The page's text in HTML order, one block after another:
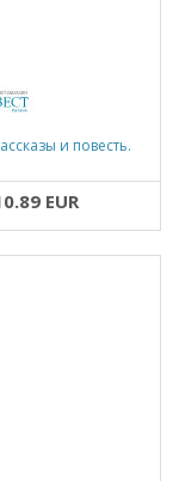
и повесть.
EUR